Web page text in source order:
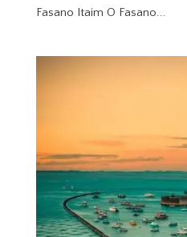
Fasano Itaim O Fasano...